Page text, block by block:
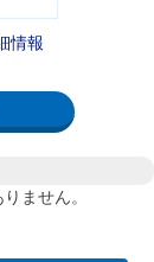
情報
ません。